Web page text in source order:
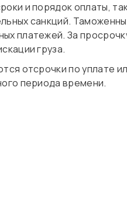
и порядок оплаты,
санкций.
платежей. За
груза.
отсрочки по уплате
периода времени.